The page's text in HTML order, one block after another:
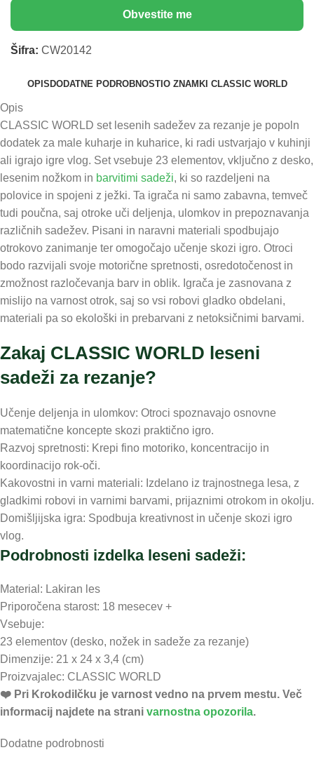
Obvestite me
Šifra: CW20142
OPIS DODATNE PODROBNOSTI O ZNAMKI CLASSIC WORLD
Opis
CLASSIC WORLD set lesenih sadežev za rezanje je popoln
dodatek za male kuharje in kuharice, ki radi ustvarjajo v kuhinji
ali igrajo igre vlog. Set vsebuje 23 elementov, vključno z desko,
lesenim nožkom in barvitimi sadeži, ki so razdeljeni na
polovice in spojeni z ježki. Ta igrača ni samo zabavna, temveč
tudi poučna, saj otroke uči deljenja, ulomkov in prepoznavanja
različnih sadežev. Pisani in naravni materiali spodbujajo
otrokovo zanimanje ter omogočajo učenje skozi igro. Otroci
bodo razvijali svoje motorične spretnosti, osredotočenost in
zmožnost razločevanja barv in oblik. Igrača je zasnovana z
mislijo na varnost otrok, saj so vsi robovi gladko obdelani,
materiali pa so ekološki in prebarvani z netoksičnimi barvami.
Zakaj CLASSIC WORLD leseni
sadeži za rezanje?
Učenje deljenja in ulomkov: Otroci spoznavajo osnovne
matematične koncepte skozi praktično igro.
Razvoj spretnosti: Krepi fino motoriko, koncentracijo in
koordinacijo rok-oči.
Kakovostni in varni materiali: Izdelano iz trajnostnega lesa, z
gladkimi robovi in varnimi barvami, prijaznimi otrokom in okolju.
Domišljijska igra: Spodbuja kreativnost in učenje skozi igro
vlog.
Podrobnosti izdelka leseni sadeži:
Material: Lakiran les
Priporočena starost: 18 mesecev +
Vsebuje:
23 elementov (desko, nožek in sadeže za rezanje)
Dimenzije: 21 x 24 x 3,4 (cm)
Proizvajalec: CLASSIC WORLD
❤️ ️Pri Krokodilčku je varnost vedno na prvem mestu. Več
informacij najdete na strani varnostna opozorila.
Dodatne podrobnosti